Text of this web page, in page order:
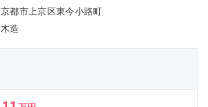
京都市上京区東今小路町
木造